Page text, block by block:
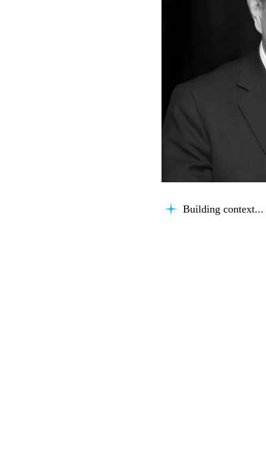
Building context...